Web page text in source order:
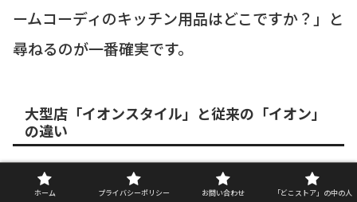
ームコーディのキッチン用品はどこですか？」と
尋ねるのが一番確実です。
大型店「イオンスタイル」と従来の「イオン」
の違い
イオンの店舗形態には、「イオンスタイル」と
ホーム プライバシーポリシー お問い合わせ 「どこストア」の中の人